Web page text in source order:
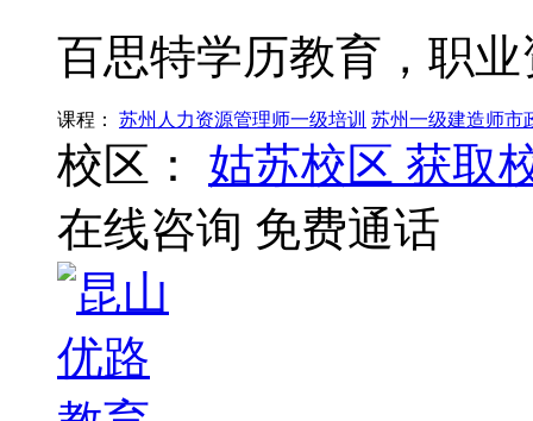
百思特学历教育，职
课程： 苏州人力资源管理师一级培训 苏州一级建造师市
校区： 姑苏校区 获取
在线咨询 免费通话